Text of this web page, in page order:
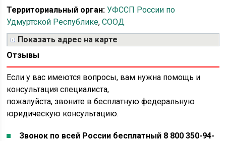
Территориальный орган: УФССП России по
Удмуртской Республике,СООД
Показать адрес на карте
Отзывы
Если у вас имеются вопросы, вам нужна помощь и
консультация специалиста,
пожалуйста, звоните в бесплатную федеральную
юридическую консультацию.
Звонок по всей России бесплатный 8 800 350-94-